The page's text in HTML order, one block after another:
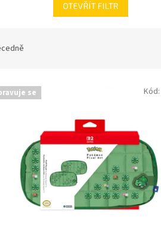
OTEVŘÍT FILTR
se Kód: